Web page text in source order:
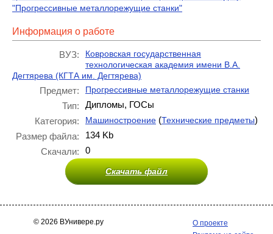
"Прогрессивные металлорежущие станки"
Информация о работе
ВУЗ:
Ковровская государственная
технологическая академия имени В.А.
Дегтярева (КГТА им. Дегтярева)
Предмет: Прогрессивные металлорежущие станки
Тип:
Дипломы, ГОСы
Категория:
Машиностроение (Технические предметы)
Размер файла:
134 Kb
Скачали:
0
Скачать файл
© 2026 ВУнивере.ру
О проекте